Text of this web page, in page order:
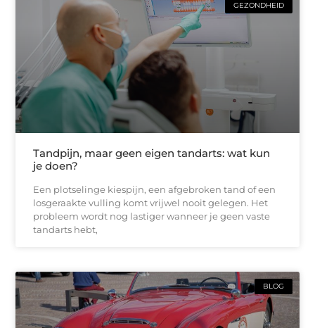
GEZONDHEID
Tandpijn, maar geen eigen tandarts: wat kun
je doen?
Een plotselinge kiespijn, een afgebroken tand of een
losgeraakte vulling komt vrijwel nooit gelegen. Het
probleem wordt nog lastiger wanneer je geen vaste
tandarts hebt,
BLOG